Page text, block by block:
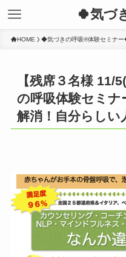
🍀気づ
HOME ◆気づきの呼吸®体験セミナ
【残席３名様 11/
の呼吸体験セミナ
解消！自分らしい